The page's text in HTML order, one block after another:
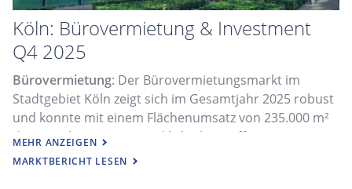
Köln: Bürovermietung & Investment
Q4 2025
Bürovermietung: Der Bürovermietungsmarkt im
Stadtgebiet Köln zeigt sich im Gesamtjahr 2025 robust
und konnte mit einem Flächenumsatz von 235.000 m²
das Vorjahresniveau merklich übertreffen.
Investment: Auf dem gewerblichen Investmentmarkt
MEHR ANZEIGEN
MARKTBERICHT LESEN